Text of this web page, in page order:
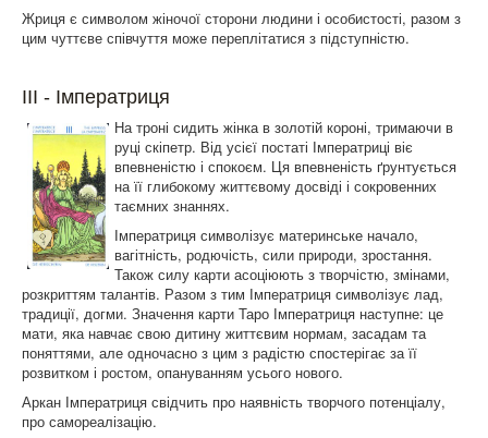
Жриця є символом жіночої сторони людини і особистості, разом з
цим чуттєве співчуття може переплітатися з підступністю.
III - Імператриця
На троні сидить жінка в золотій короні, тримаючи в
руці скіпетр. Від усієї постаті Імператриці віє
впевненістю і спокоєм. Ця впевненість ґрунтується
на її глибокому життєвому досвіді і сокровенних
таємних знаннях.
Імператриця символізує материнське начало,
вагітність, родючість, сили природи, зростання.
Також силу карти асоціюють з творчістю, змінами,
розкриттям талантів. Разом з тим Імператриця символізує лад,
традиції, догми. Значення карти Таро Імператриця наступне: це
мати, яка навчає свою дитину життєвим нормам, засадам та
поняттями, але одночасно з цим з радістю спостерігає за її
розвитком і ростом, опануванням усього нового.
Аркан Імператриця свідчить про наявність творчого потенціалу,
про самореалізацію.